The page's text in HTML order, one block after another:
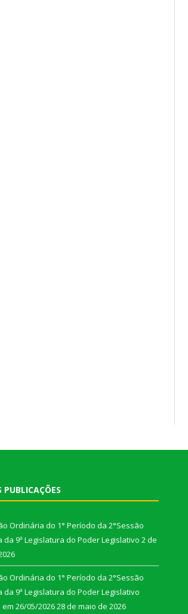
Ordinária do 1° Período da 2°Sessão
da 9ª Legislatura do Poder Legislativo 2 de
Ordinária do 1° Período da 2°Sessão
da 9ª Legislatura do Poder Legislativo
26/05/202628 de maio de 2026